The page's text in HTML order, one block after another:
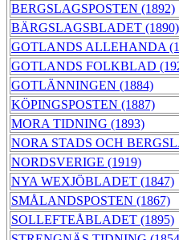
BERGSLAGSPOSTEN (1892)
BÄRGSLAGSBLADET (1890)
GOTLANDS ALLEHANDA
GOTLANDS FOLKBLAD
GOTLÄNNINGEN (1884)
KÖPINGSPOSTEN (1887)
MORA TIDNING (1893)
NORA STADS OCH
NORDSVERIGE (1919)
NYA WEXJÖBLADET (1847)
SMÅLANDSPOSTEN (1867)
SOLLEFTEÅBLADET (1895)